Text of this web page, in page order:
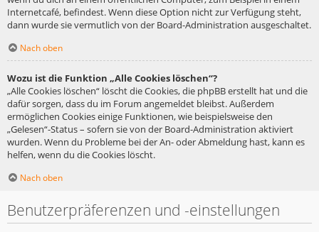
Internetcafé, befindest. Wenn diese Option nicht zur Verfügung steht,
dann wurde sie vermutlich von der Board-Administration ausgeschaltet.
Nach oben
Wozu ist die Funktion „Alle Cookies löschen“?
„Alle Cookies löschen“ löscht die Cookies, die phpBB erstellt hat und die
dafür sorgen, dass du im Forum angemeldet bleibst. Außerdem
ermöglichen Cookies einige Funktionen, wie beispielsweise den
„Gelesen“-Status – sofern sie von der Board-Administration aktiviert
wurden. Wenn du Probleme bei der An- oder Abmeldung hast, kann es
helfen, wenn du die Cookies löscht.
Nach oben
Benutzerpräferenzen und -einstellungen